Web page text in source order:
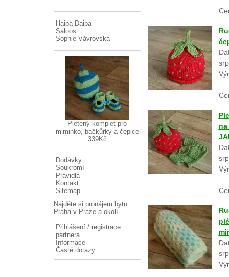
Haipa-Daipa
Saloos
Sophie Vávrovská
Pletený komplet pro
miminko, bačkůrky a čepice
339Kč
Dodávky
Soukromí
Pravidla
Kontakt
Sitemap
Najděte si pronájem bytu
Prahav Praze a okolí.
Přihlášení / registrace
partnera
Informace
Časté dotazy